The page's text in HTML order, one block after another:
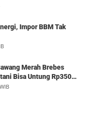
Impor BBM Tak
Merah Brebes
Bisa Untung Rp350